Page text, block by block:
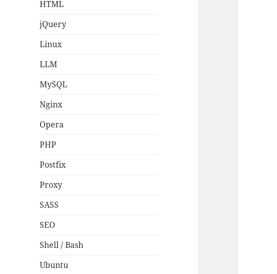
HTML
jQuery
Linux
LLM
MySQL
Nginx
Opera
PHP
Postfix
Proxy
SASS
SEO
Shell / Bash
Ubuntu